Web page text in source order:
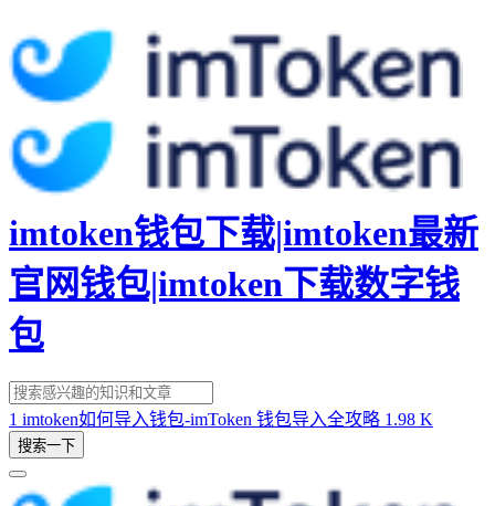
imtoken钱包下载|imtoken最新
官网钱包|imtoken下载数字钱
包
1 imtoken如何导入钱包-imToken 钱包导入全攻略 1.98 K
搜索一下